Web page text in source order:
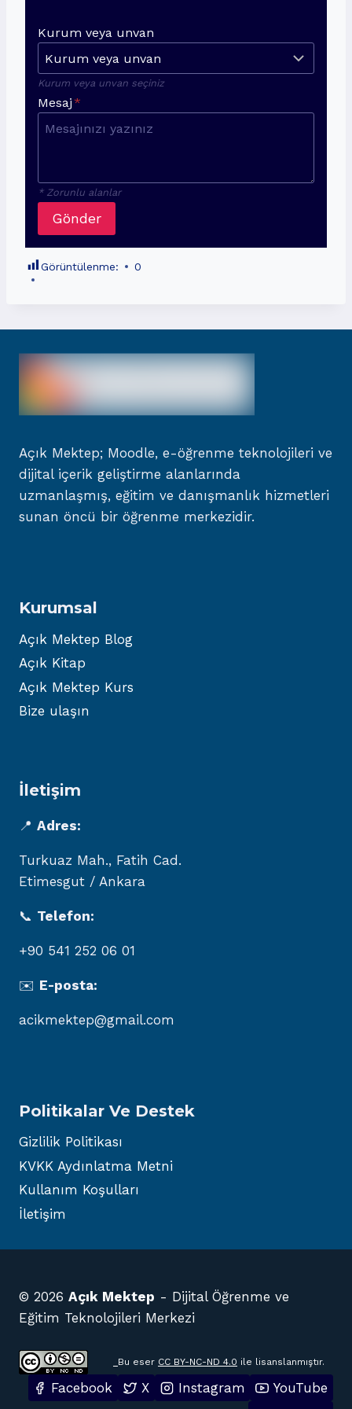
Kurum veya unvan
Kurum veya unvan seçiniz
Mesaj*
* Zorunlu alanlar
Gönder
Görüntülenme: 0
Açık Mektep; Moodle, e-öğrenme teknolojileri ve
dijital içerik geliştirme alanlarında
uzmanlaşmış, eğitim ve danışmanlık hizmetleri
sunan öncü bir öğrenme merkezidir.
Kurumsal
Açık Mektep Blog
Açık Kitap
Açık Mektep Kurs
Bize ulaşın
İletişim
📍 Adres:
Turkuaz Mah., Fatih Cad.
Etimesgut / Ankara
📞 Telefon:
+90 541 252 06 01
✉️ E-posta:
acikmektep@gmail.com
Politikalar Ve Destek
Gizlilik Politikası
KVKK Aydınlatma Metni
Kullanım Koşulları
İletişim
© 2026 Açık Mektep - Dijital Öğrenme ve
Eğitim Teknolojileri Merkezi
Bu eser CC BY-NC-ND 4.0 ile lisanslanmıştır.
Facebook X Instagram
YouTube